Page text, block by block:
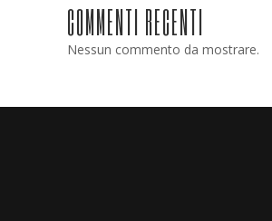
COMMENTI RECENTI
Nessun commento da mostrare.